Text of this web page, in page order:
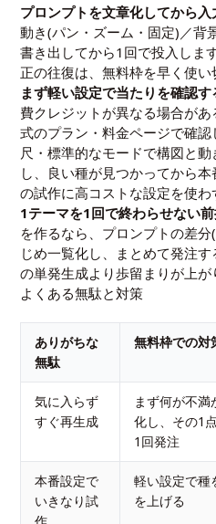
プロンプトを文章化してから入
動き(パン・ズーム・固定)／背
書き出してから1回で投入しま
正の往復は、無料枠を早く使い
まず軽い設定で当たりを確認す
費クレジットが異なる場合が
式のプラン・料金ページで確
尺・標準的なモードで構図と
し、良い種が見つかってから
の試作に高コストな設定を使わ
1テーマを1回で終わらせない
を作るなら、プロンプトの差
じめ一覧化し、まとめて発注
の単発生成より歩留まりが上が
よくある無駄と対策
ありがちな
無駄
無料枠での対
気に入らず
すぐ再生成
まず何が不満
化し、その1
1回発注
本番設定で
いきなり試
軽い設定で種
を上げる